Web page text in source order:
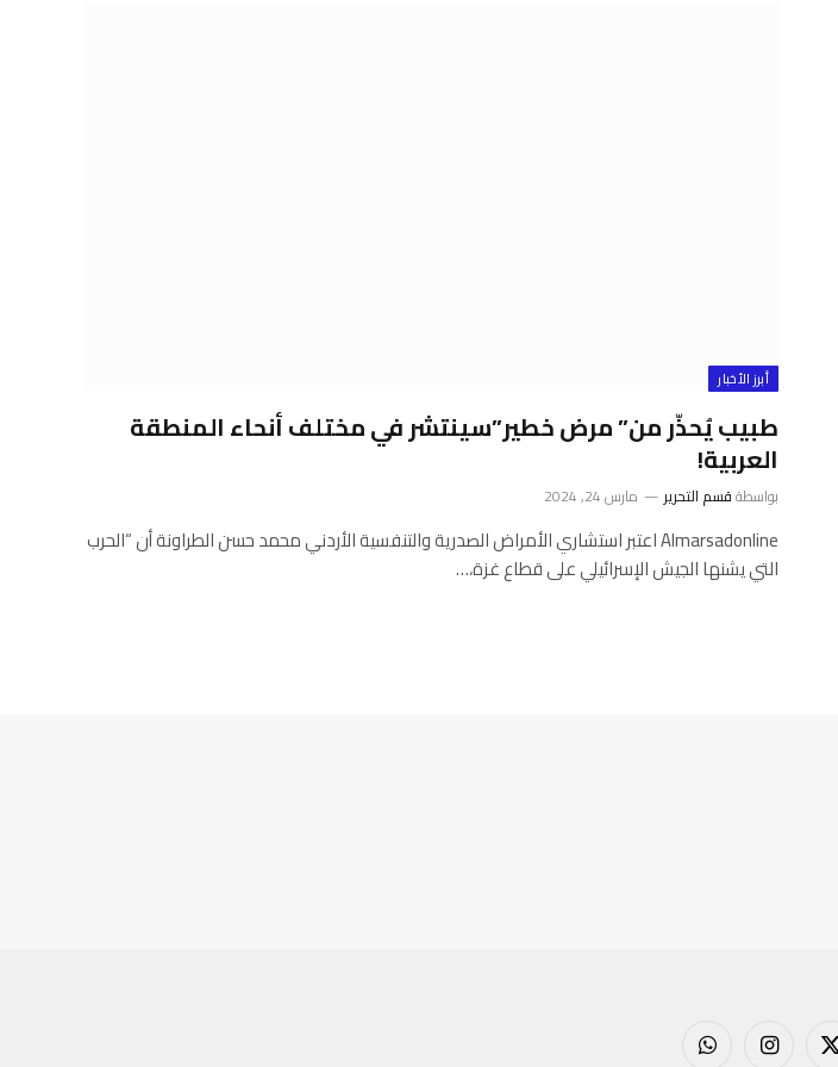
أبرز الأخبار
طبيب يُحذّر من” مرض خطير”سينتشر في مختلف أنحاء المنطقة
العربية!
بواسطةقسم التحرير مارس 24, 2024
Almarsadonline اعتبر استشاري الأمراض الصدرية والتنفسية الأردني محمد حسن الطراونة أن “الحرب
التي يشنها الجيش الإسرائيلي على قطاع غزة،…
X الانستغرامواتساب